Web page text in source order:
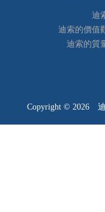
迪
迪索的價值
迪索的質